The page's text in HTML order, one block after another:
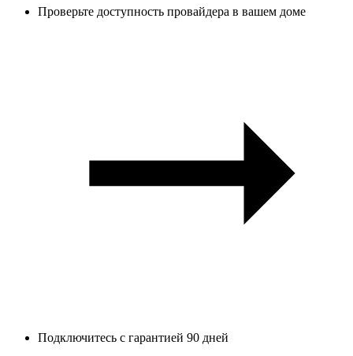
Проверьте доступность провайдера в вашем доме
Подключитесь с гарантией 90 дней